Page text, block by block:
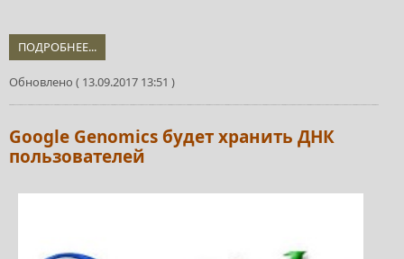
ПОДРОБНЕЕ...
Обновлено ( 13.09.2017 13:51 )
Google Genomics будет хранить ДНК
пользователей